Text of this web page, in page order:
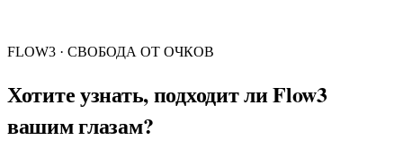
FLOW3 · СВОБОДА ОТ ОЧКОВ
Хотите узнать, подходит ли Flow3
вашим глазам?